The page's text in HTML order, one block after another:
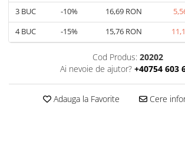
3 BUC -10% 16,69 RON
4BUC -15% 15,76 RON
Cod Produs: 20202
Ai nevoie de ajutor? +40754 603
Adauga la Favorite Cere